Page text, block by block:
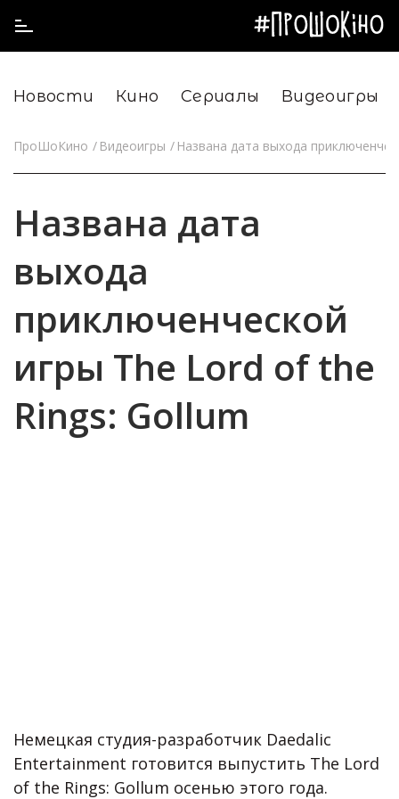
Новости Кино Сериалы Видеоигры
ПроШоКино Видеоигры Названа дата выхода
Названа дата
выхода
приключенческой
игры The Lord of the
Rings: Gollum
Немецкая студия-разработчик Daedalic
Entertainment готовится выпустить The Lord
of the Rings: Gollum осенью этого года.